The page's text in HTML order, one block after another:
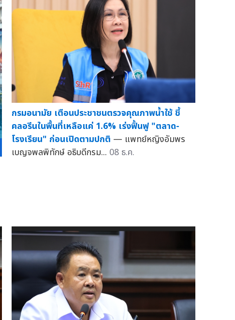
กรมอนามัย เตือนประชาชนตรวจคุณภาพน้ำใช้ ชี้
คลอรีนในพื้นที่เหลือแค่ 1.6% เร่งฟื้นฟู "ตลาด-
โรงเรียน" ก่อนเปิดตามปกติ — แพทย์หญิงอัมพร
เบญจพลพิทักษ์ อธิบดีกรม... 08 ธ.ค.